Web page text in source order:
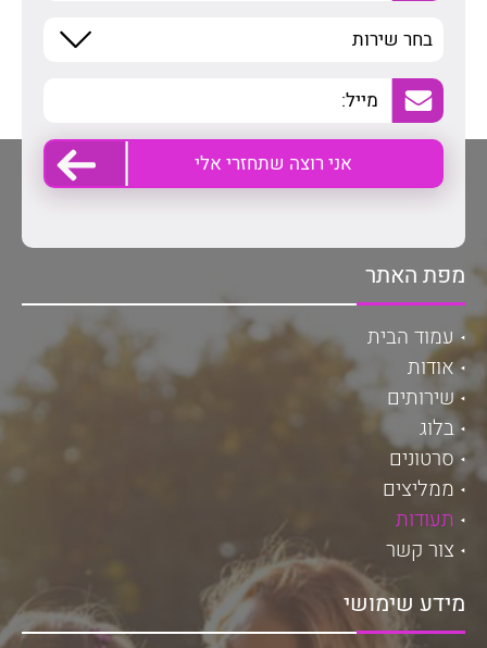
מפת האתר
עמוד הבית
אודות
שירותים
בלוג
סרטונים
ממליצים
תעודות
צור קשר
מידע שימושי